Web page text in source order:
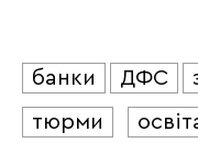
банки ДФС
тюрми